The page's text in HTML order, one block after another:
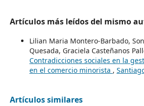
Artículos más leídos del mismo
Lilian Maria Montero-Barbado,
Quesada, Graciela Casteñanos
Contradicciones sociales en la
en el comercio minorista ,
Artículos similares